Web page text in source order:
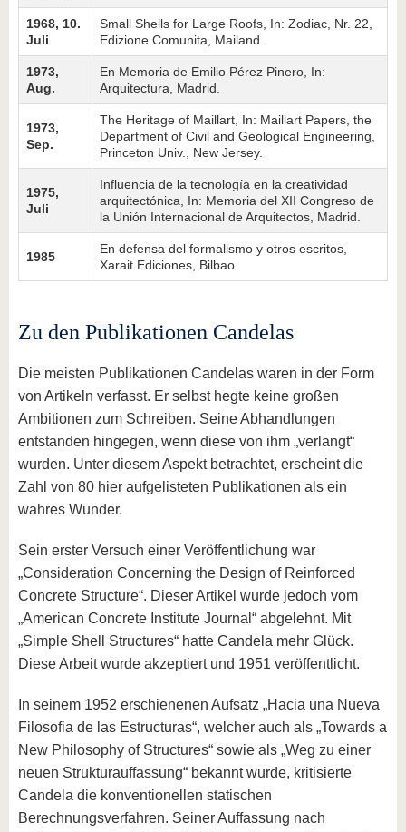
1968, 10.
Juli
Small Shells for Large Roofs, In: Zodiac, Nr. 22,
Edizione Comunita, Mailand.
1973,
Aug.
En Memoria de Emilio Pérez Pinero, In:
Arquitectura, Madrid.
1973,
Sep.
The Heritage of Maillart, In: Maillart Papers, the
Department of Civil and Geological Engineering,
Princeton Univ., New Jersey.
1975,
Juli
Influencia de la tecnología en la creatividad
arquitectónica, In: Memoria del XII Congreso de
la Unión Internacional de Arquitectos, Madrid.
1985
En defensa del formalismo y otros escritos,
Xarait Ediciones, Bilbao.
Zu den Publikationen Candelas
Die meisten Publikationen Candelas waren in der Form
von Artikeln verfasst. Er selbst hegte keine großen
Ambitionen zum Schreiben. Seine Abhandlungen
entstanden hingegen, wenn diese von ihm „verlangt“
wurden. Unter diesem Aspekt betrachtet, erscheint die
Zahl von 80 hier aufgelisteten Publikationen als ein
wahres Wunder.
Sein erster Versuch einer Veröffentlichung war
„Consideration Concerning the Design of Reinforced
Concrete Structure“. Dieser Artikel wurde jedoch vom
„American Concrete Institute Journal“ abgelehnt. Mit
„Simple Shell Structures“ hatte Candela mehr Glück.
Diese Arbeit wurde akzeptiert und 1951 veröffentlicht.
In seinem 1952 erschienenen Aufsatz „Hacia una Nueva
Filosofia de las Estructuras“, welcher auch als „Towards a
New Philosophy of Structures“ sowie als „Weg zu einer
neuen Strukturauffassung“ bekannt wurde, kritisierte
Candela die konventionellen statischen
Berechnungsverfahren. Seiner Auffassung nach